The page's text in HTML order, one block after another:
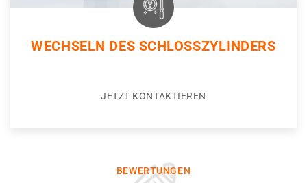
WECHSELN DES SCHLOSSZYLINDERS
JETZT KONTAKTIEREN
BEWERTUNGEN